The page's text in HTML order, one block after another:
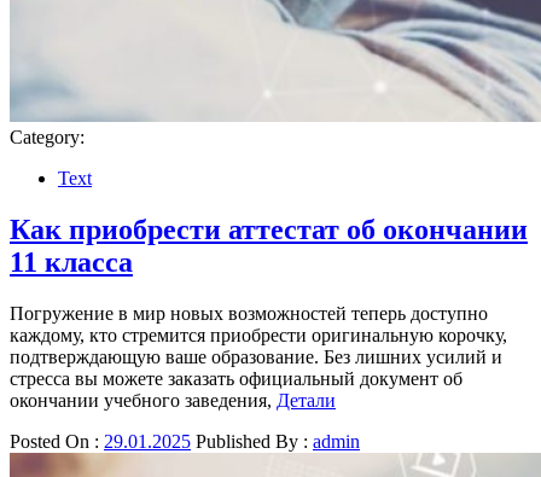
Category:
Text
Как приобрести аттестат об окончании
11 класса
Погружение в мир новых возможностей теперь доступно
каждому, кто стремится приобрести оригинальную корочку,
подтверждающую ваше образование. Без лишних усилий и
стресса вы можете заказать официальный документ об
окончании учебного заведения, Детали
Posted On : 29.01.2025 Published By : admin